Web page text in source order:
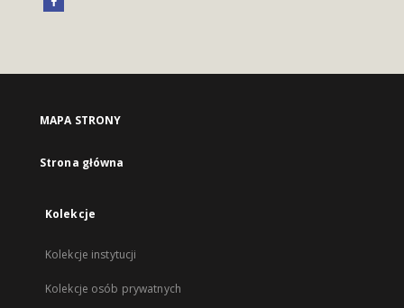
MAPA STRONY
Strona główna
Kolekcje
Kolekcje instytucji
Kolekcje osób prywatnych